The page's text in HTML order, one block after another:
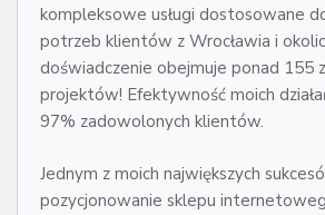
kompleksowe usługi dostosowane
potrzeb klientów z Wrocławia i
doświadczenie obejmuje ponad 155
projektów! Efektywność moich
97% zadowolonych klientów.
Jednym z moich największych
pozycjonowanie sklepu